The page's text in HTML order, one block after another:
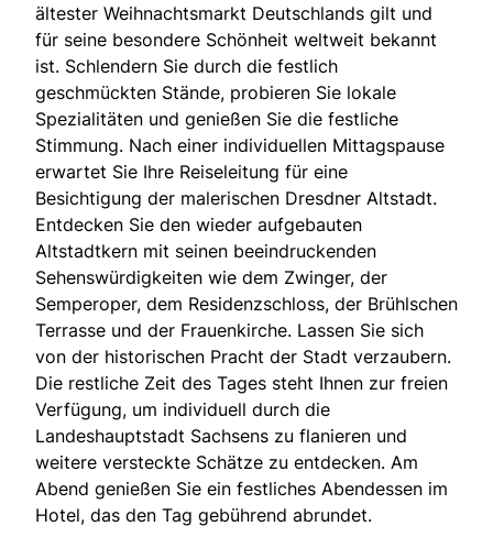
ältester Weihnachtsmarkt Deutschlands gilt und
für seine besondere Schönheit weltweit bekannt
ist. Schlendern Sie durch die festlich
geschmückten Stände, probieren Sie lokale
Spezialitäten und genießen Sie die festliche
Stimmung. Nach einer individuellen Mittagspause
erwartet Sie Ihre Reiseleitung für eine
Besichtigung der malerischen Dresdner Altstadt.
Entdecken Sie den wieder aufgebauten
Altstadtkern mit seinen beeindruckenden
Sehenswürdigkeiten wie dem Zwinger, der
Semperoper, dem Residenzschloss, der Brühlschen
Terrasse und der Frauenkirche. Lassen Sie sich
von der historischen Pracht der Stadt verzaubern.
Die restliche Zeit des Tages steht Ihnen zur freien
Verfügung, um individuell durch die
Landeshauptstadt Sachsens zu flanieren und
weitere versteckte Schätze zu entdecken. Am
Abend genießen Sie ein festliches Abendessen im
Hotel, das den Tag gebührend abrundet.